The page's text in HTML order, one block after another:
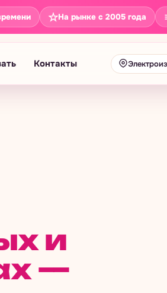
На рынке с 2005 года
Контакты
и
—